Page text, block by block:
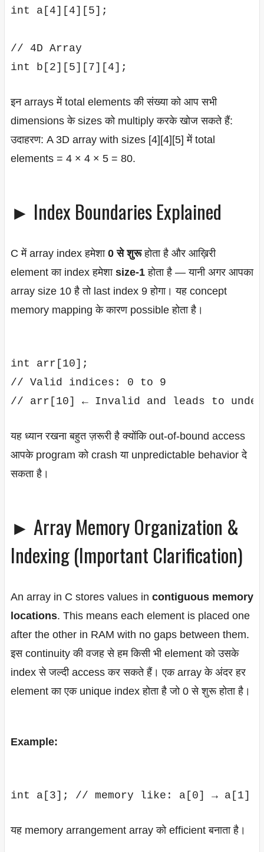
int a[4][4][5];
// 4D Array
इन arrays में total elements की संख्या को आप सभी
dimensions के sizes को multiply करके खोज सकते हैं:
उदाहरण: A 3D array with sizes [4][4][5] में total
elements = 4 × 4 × 5 = 80.
► Index Boundaries Explained
C में array index हमेशा 0 से शुरूहोता है और आख़िरी
element का index हमेशा size-1होता है — यानी अगर आपका
array size 10 है तो last index 9 होगा। यह concept
memory mapping के कारण possible होता है।
int arr[10];
// Valid indices: 0 to 9
यह ध्यान रखना बहुत ज़रूरी है क्योंकि out-of-bound access
आपके program को crash या unpredictable behavior दे
सकता है।
► Array Memory Organization &
Indexing (Important Clarification)
An array in C stores values in contiguous memory
locations. This means each element is placed one
after the other in RAM with no gaps between them.
इस continuity की वजह से हम किसी भी element को उसके
index से जल्दी access कर सकते हैं। एक array के अंदर हर
element का एक unique index होता है जो 0 से शुरू होता है।
Example:
यह memory arrangement array को efficient बनाता है।